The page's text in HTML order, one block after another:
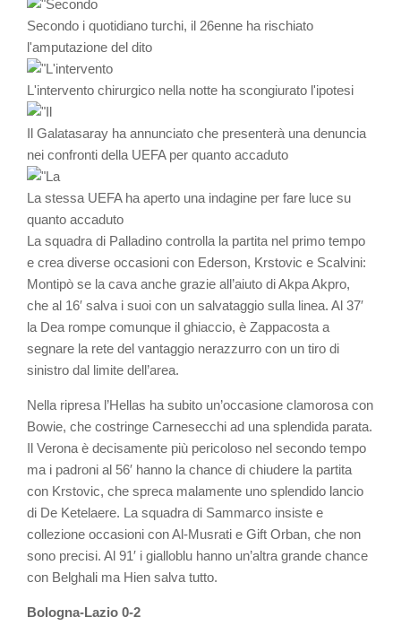
Secondo i quotidiano turchi, il 26enne ha rischiato
l'amputazione del dito
L'intervento chirurgico nella notte ha scongiurato l'ipotesi
Il Galatasaray ha annunciato che presenterà una denuncia
nei confronti della UEFA per quanto accaduto
La stessa UEFA ha aperto una indagine per fare luce su
quanto accaduto
La squadra di Palladino controlla la partita nel primo tempo
e crea diverse occasioni con Ederson, Krstovic e Scalvini:
Montipò se la cava anche grazie all’aiuto di Akpa Akpro,
che al 16′ salva i suoi con un salvataggio sulla linea. Al 37′
la Dea rompe comunque il ghiaccio, è Zappacosta a
segnare la rete del vantaggio nerazzurro con un tiro di
sinistro dal limite dell’area.
Nella ripresa l’Hellas ha subito un’occasione clamorosa con
Bowie, che costringe Carnesecchi ad una splendida parata.
Il Verona è decisamente più pericoloso nel secondo tempo
ma i padroni al 56′ hanno la chance di chiudere la partita
con Krstovic, che spreca malamente uno splendido lancio
di De Ketelaere. La squadra di Sammarco insiste e
collezione occasioni con Al-Musrati e Gift Orban, che non
sono precisi. Al 91′ i gialloblu hanno un’altra grande chance
con Belghali ma Hien salva tutto.
Bologna-Lazio 0-2